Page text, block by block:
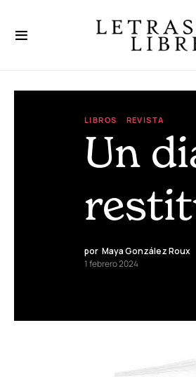
LIBROS REVISTA
Un
por Maya González Roux
1 febrero 2024